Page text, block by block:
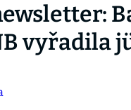
vyřadila